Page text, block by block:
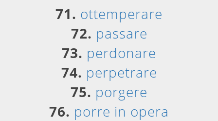
71. ottemperare
72. passare
73. perdonare
74. perpetrare
75. porgere
76. porre in opera